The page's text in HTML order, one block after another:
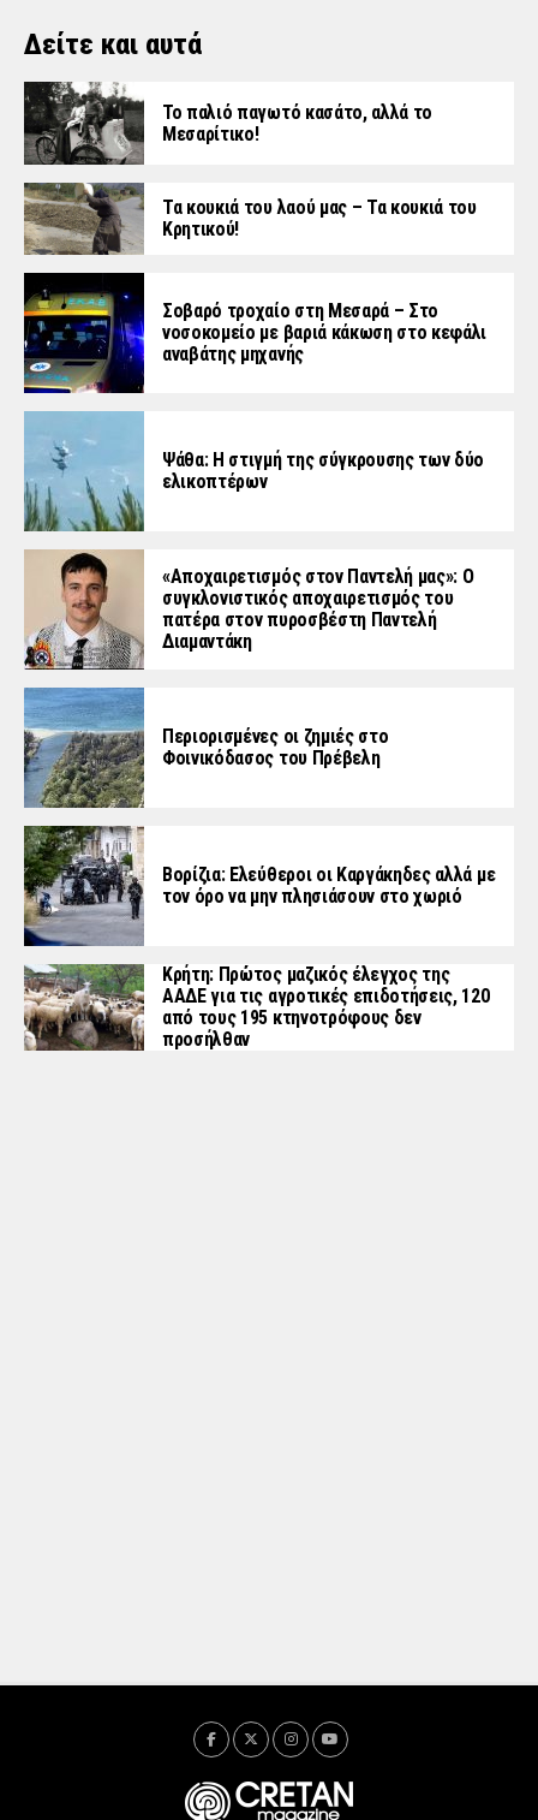
Δείτε και αυτά
Το παλιό παγωτό κασάτο, αλλά το
Μεσαρίτικο!
Τα κουκιά του λαού μας – Τα κουκιά του
Κρητικού!
Σοβαρό τροχαίο στη Μεσαρά – Στο
νοσοκομείο με βαριά κάκωση στο κεφάλι
αναβάτης μηχανής
Ψάθα: Η στιγμή της σύγκρουσης των δύο
ελικοπτέρων
«Aποχαιρετισμός στον Παντελή μας»: Ο
συγκλονιστικός αποχαιρετισμός του
πατέρα στον πυροσβέστη Παντελή
Διαμαντάκη
Περιορισμένες οι ζημιές στο
Φοινικόδασος του Πρέβελη
Βορίζια: Ελεύθεροι οι Καργάκηδες αλλά με
τον όρο να μην πλησιάσουν στο χωριό
Κρήτη: Πρώτος μαζικός έλεγχος της
ΑΑΔΕ για τις αγροτικές επιδοτήσεις, 120
από τους 195 κτηνοτρόφους δεν
προσήλθαν